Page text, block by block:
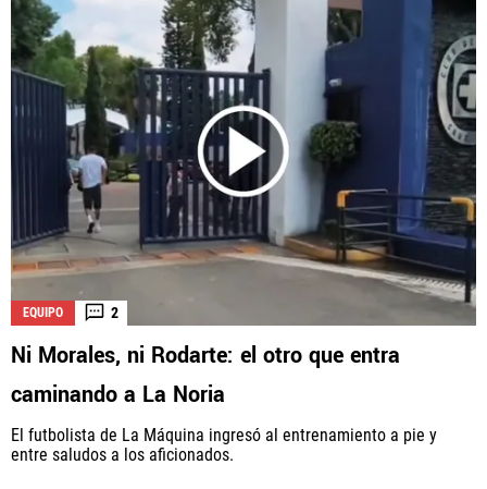
EQUIPO 2
Ni Morales, ni Rodarte: el otro que entra
caminando a La Noria
El futbolista de La Máquina ingresó al entrenamiento a pie y
entre saludos a los aficionados.